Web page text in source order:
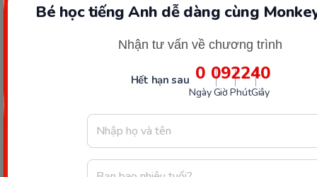
Bé học tiếng Anh dễ dàng cùng
Nhận tư vấn về chương trình
Hết hạn sau 0
Ngày
09
Giờ
22
Phút
39
Giây
Thử thai sau khi IUI khoảng 14 ngày. (Ảnh: Sưu tầm
Internet)
Đặc biệt là đối với trường hợp sử dụng biện pháp
kích thích trứng rụng có thể gây dương tính giả
sau nhiều ngày thực hiện IUI. Kể cả với trường hợp